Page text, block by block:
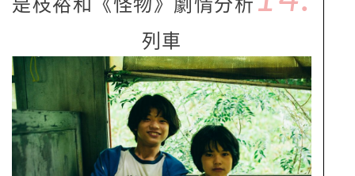
是枝裕和《怪物》劇情分析
列車